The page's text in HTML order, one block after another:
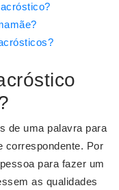
de uma palavra para
correspondente. Por
para fazer um
as qualidades